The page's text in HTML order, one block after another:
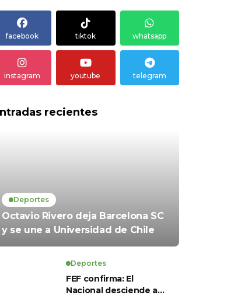
facebook tiktok whatsapp
instagram youtube telegram
recientes
Deportes
Octavio Rivero deja Barcelona SC
y se une a Universidad de Chile
Deportes
FEF confirma: El
Nacional desciende a